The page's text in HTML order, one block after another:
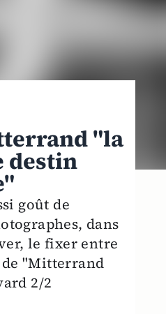
"la
destin
goût de
dans
le fixer entre
"Mitterrand
2/2